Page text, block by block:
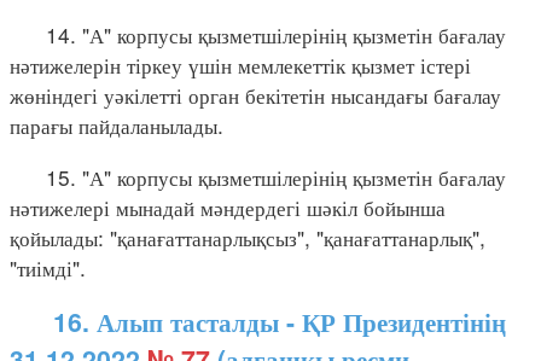
14. "А" корпусы қызметшілерінің қызметін бағалау
нәтижелерін тіркеу үшін мемлекеттік қызмет істері
жөніндегі уәкілетті орган бекітетін нысандағы бағалау
парағы пайдаланылады.
15. "А" корпусы қызметшілерінің қызметін бағалау
нәтижелері мынадай мәндердегі шәкіл бойынша
қойылады: "қанағаттанарлықсыз", "қанағаттанарлық",
"тиімді".
16. Алып тасталды - ҚР Президентінің